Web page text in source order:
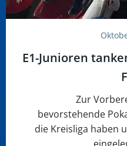
E1-Junioren
Zur
bevorstehende
die Kreisliga haben